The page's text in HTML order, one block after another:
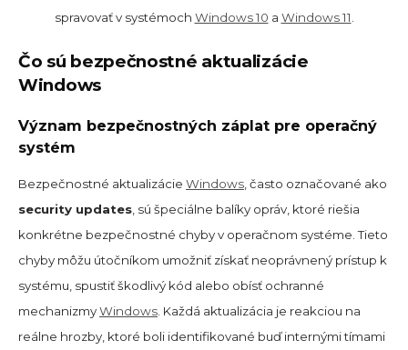
spravovať v systémoch Windows 10 a Windows 11
Čo sú bezpečnostné aktualizácie
Windows
Význam bezpečnostných záplat pre operačný
systém
Bezpečnostné aktualizácie Windows , často označované ako
security updates , sú špeciálne balíky opráv, ktoré riešia
konkrétne bezpečnostné chyby v operačnom systéme. Tieto
chyby môžu útočníkom umožniť získať neoprávnený prístup k
systému, spustiť škodlivý kód alebo obísť ochranné
mechanizmyWindows . Každá aktualizácia je reakciou na
reálne hrozby, ktoré boli identifikované buď internými tímami